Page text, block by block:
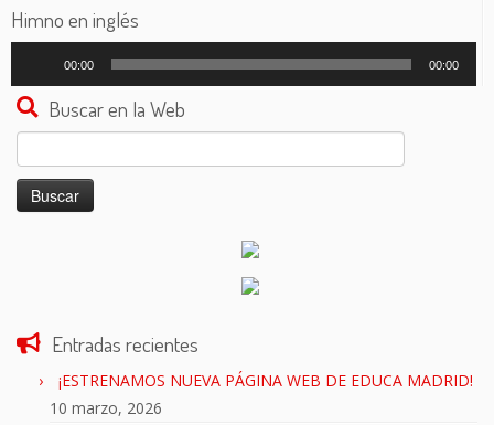
audio
Himno en inglés
audio
00:00 00:00
Buscar en la Web
Buscar:
Entradas recientes
¡ESTRENAMOS NUEVA PÁGINA WEB DE EDUCA MADRID!
10 marzo, 2026